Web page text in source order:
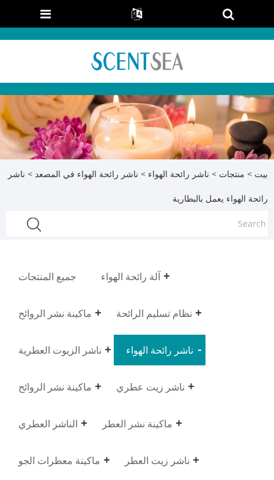
بيت > منتجات > ناشر رائحة الهواء > ناشر رائحة الهواء في المصعد > ناشر
رائحة الهواء يعمل بالبطارية
جميع المنتجات آلة رائحة الهواء
ماكينة نشر الروائح نظام تسليم الرائحة
ناشر الزيوت العطرية ناشر رائحة الهواء
ماكينة نشر الروائح ناشر زيت عطري
الناشر العطري ماكينة نشر العطر
ماكينة معطرات الجو ناشر زيت العطر